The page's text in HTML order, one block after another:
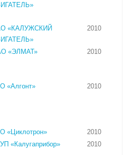
«КАЛУЖСКИЙ
2010
«ЭЛМАТ» 2010
«Алгонт» 2010
«Циклотрон»
2010
«Калугаприбор» 2010